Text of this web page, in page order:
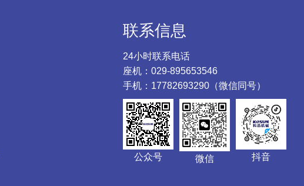
联系信息
24小时联系电话
座机：029-895653546
手机：17782693290（微信同号）
公众号 微信 抖音